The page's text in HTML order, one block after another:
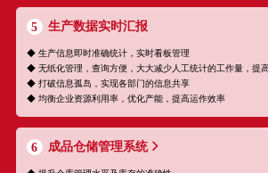
5 生产数据实时汇报
◆ 生产信息即时准确统计，实时看板管理
◆ 无纸化管理，查询方便，大大减少人工统计的工作量，提
◆ 打破信息孤岛，实现各部门的信息共享
◆ 均衡企业资源利用率，优化产能，提高运作效率
6 成品仓储管理系统